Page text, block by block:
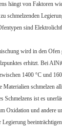
hängt von Faktoren
schmelzenden
sind
wird in den Ofen
erhitzt. Bei
1400 °C und
Materialien schmelzen
Schmelzens ist es
Oxidation und andere